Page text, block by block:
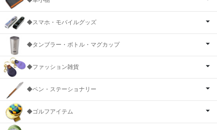
◆スマホ・モバイルグッズ
◆タンブラー・ボトル・マグカップ
◆ファッション雑貨
◆ペン・ステーショナリー
◆ゴルフアイテム